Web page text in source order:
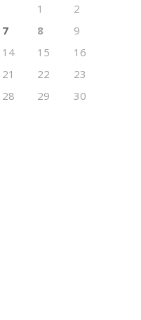
1
2
7 8
9
14 15
16
21 22
23
28 29
30